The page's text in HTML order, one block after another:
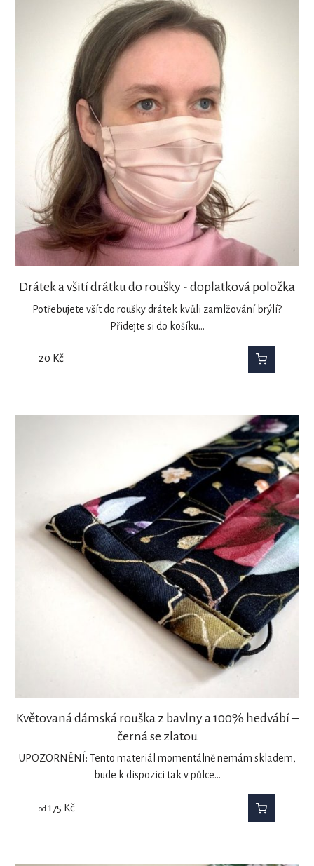
Drátek a všití drátku do roušky - doplatková položka
Potřebujete všít do roušky drátek kvůli zamlžování brýlí?
Přidejte si do košíku…
20 Kč
Květovaná dámská rouška z bavlny a 100% hedvábí –
černá se zlatou
UPOZORNĚNÍ: Tento materiál momentálně nemám skladem,
bude k dispozici tak v půlce…
od 175 Kč